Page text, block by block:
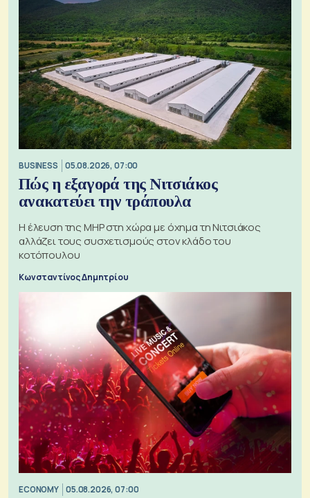
BUSINESS 05.08.2026, 07:00
Πώς η εξαγορά της Νιτσιάκος
ανακατεύει την τράπουλα
H έλευση της MHP στη χώρα με όχημα τη Νιτσιάκος
αλλάζει τους συσχετισμούς στον κλάδο του
κοτόπουλου
Κωνσταντίνος Δημητρίου
ECONOMY 05.08.2026, 07:00